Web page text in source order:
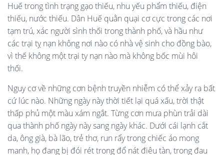
Huế trong tình trạng gạo thiếu, nhu yếu phẩm thiếu, điện
thiếu, nước thiếu. Dân Huế quằn quại cơ cực trong các nơi
tạm trú, xác người sình thối trong thành phố, và hầu như
các trại tỵ nạn không nơi nào có nhà vệ sinh cho đồng bào,
vì thế không một trại ty nạn nào mà không bốc mùi hôi
thối.
Nguy cơ về những cơn bệnh truyền nhiễm có thể xảy ra bất
cứ lúc nào. Những ngày này thời tiết lại quá xấu, trời thật
thấp phủ một màu xám ngắt. Từng cơn mưa phùn trải dài
qua thành phố ngày này sang ngày khác. Dưới cái lạnh cắt
da, ông già, bà lão, trẻ thơ, run rẩy trong chiếc áo mong
manh, họ đang bị đói rét trong đổ nát điêu tàn, trong đau